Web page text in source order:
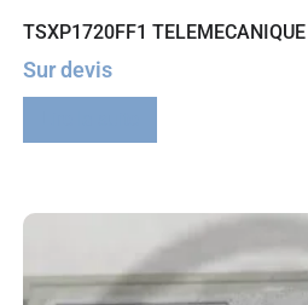
TSXP1720FF1 TELEMECANIQUE
Sur devis